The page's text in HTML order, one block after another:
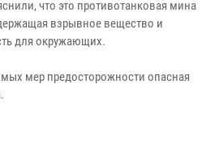
что это противотанковая мина
взрывное вещество и
для окружающих.
мер предосторожности опасная